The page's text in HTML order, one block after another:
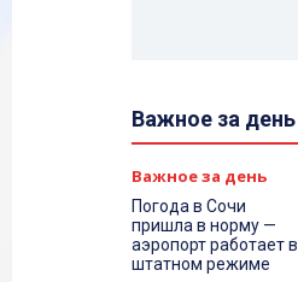
Важное за день
Важное за день
Погода в Сочи
пришла в норму —
аэропорт работает в
штатном режиме